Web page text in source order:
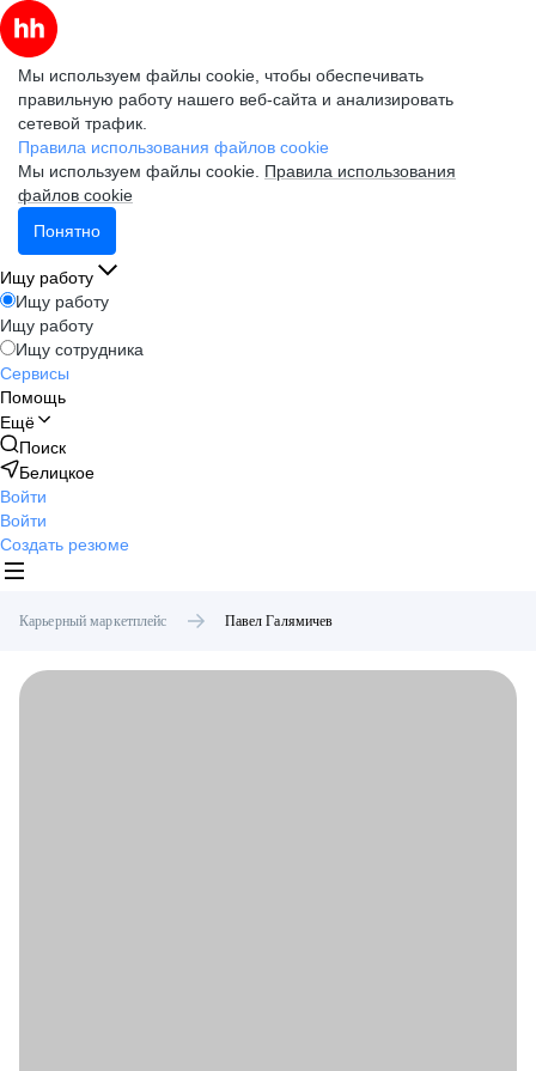
Мы используем файлы cookie, чтобы обеспечивать
правильную работу нашего веб-сайта и анализировать
сетевой трафик.
Правила использования файлов cookie
Мы используем файлы cookie. Правила использования
файлов cookie
Понятно
Ищу работу
Ищу работу
Ищу работу
Ищу сотрудника
Сервисы
Помощь
Ещё
Поиск
Белицкое
Войти
Войти
Создать резюме
Карьерный маркетплейс Павел Галямичев